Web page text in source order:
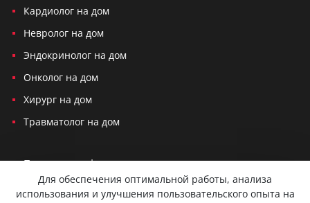
Кардиолог на дом
Невролог на дом
Эндокринолог на дом
Онколог на дом
Хирург на дом
Травматолог на дом
Политика конфиденциальности
Согласие на обработку персональных данных
Для обеспечения оптимальной работы, анализа
использования и улучшения пользовательского опыта на